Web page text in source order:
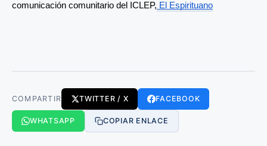
comunicación comunitario del ICLEP, El Espirituano
COMPARTIR TWITTER / X FACEBOOK
WHATSAPP COPIAR ENLACE